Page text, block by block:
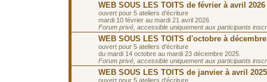
WEB SOUS LES TOITS de février à avril 2026
ouvert pour 5 ateliers d'écriture
mardi 10 février au mardi 21 avril 2026
Forum privé, accessible uniquement aux participants
WEB SOUS LES TOITS d'octobre à décembre
ouvert pour 5 ateliers d'écriture
du mardi 14 octobre au mardi 23 décembre 2025.
Forum privé, accessible uniquement aux participants
WEB SOUS LES TOITS de janvier à avril 2025
ouvert pour 5 ateliers d'écriture